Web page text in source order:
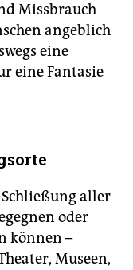
Missbrauch
angeblich
eine
eine Fantasie
aller
oder
können –
Museen,